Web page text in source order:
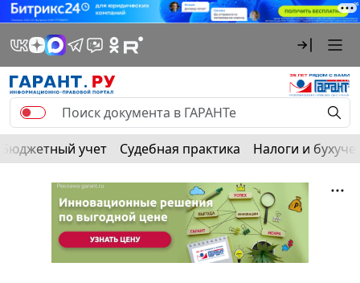
Бюджетный учет Судебная практика Налоги и